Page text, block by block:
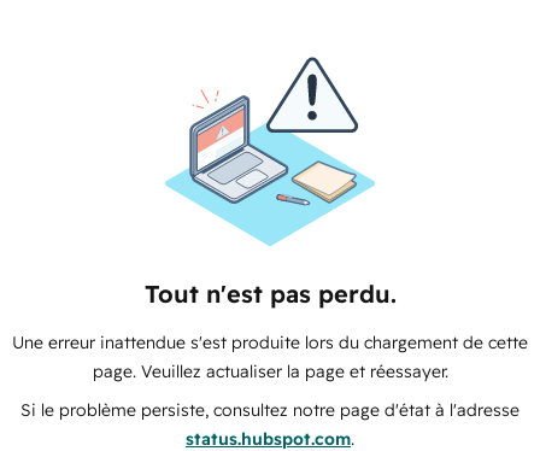
Tout n'est pas perdu.
Une erreur inattendue s'est produite lors du chargement de cette
page. Veuillez actualiser la page et réessayer.
Si le problème persiste, consultez notre page d'état à l'adresse
status.hubspot.com.